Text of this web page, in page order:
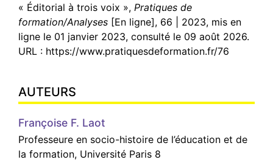
« Éditorial à trois voix », Pratiques de
formation/Analyses [En ligne], 66 | 2023, mis en
ligne le 01 janvier 2023, consulté le 09 août 2026.
URL : https://www.pratiquesdeformation.fr/76
AUTEURS
Françoise F. Laot
Professeure en socio-histoire de l’éducation et de
la formation, Université Paris 8